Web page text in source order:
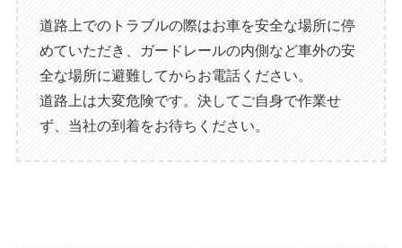
道路上でのトラブルの際はお車を安全な場所に停
めていただき、ガードレールの内側など車外の安
全な場所に避難してからお電話ください。
道路上は大変危険です。決してご自身で作業せ
ず、当社の到着をお待ちください。